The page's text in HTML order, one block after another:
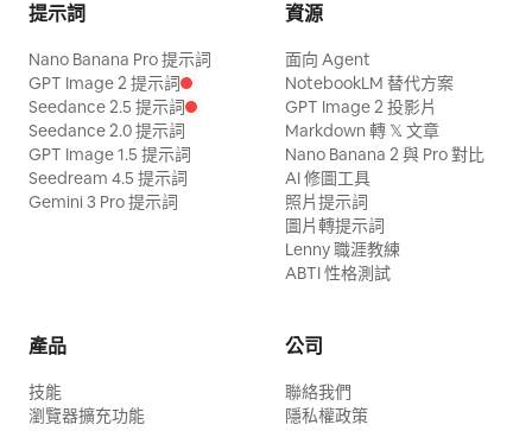
提示詞
Nano Banana Pro 提示詞
GPT Image 2 提示詞
Seedance 2.5 提示詞
Seedance 2.0 提示詞
GPT Image 1.5 提示詞
Seedream 4.5 提示詞
Gemini 3 Pro 提示詞
資源
面向 Agent
NotebookLM 替代方案
GPT Image 2 投影片
Markdown 轉 𝕏 文章
Nano Banana 2 與 Pro 對比
AI 修圖工具
照片提示詞
圖片轉提示詞
Lenny 職涯教練
ABTI 性格測試
產品
技能
瀏覽器擴充功能
公司
聯絡我們
隱私權政策